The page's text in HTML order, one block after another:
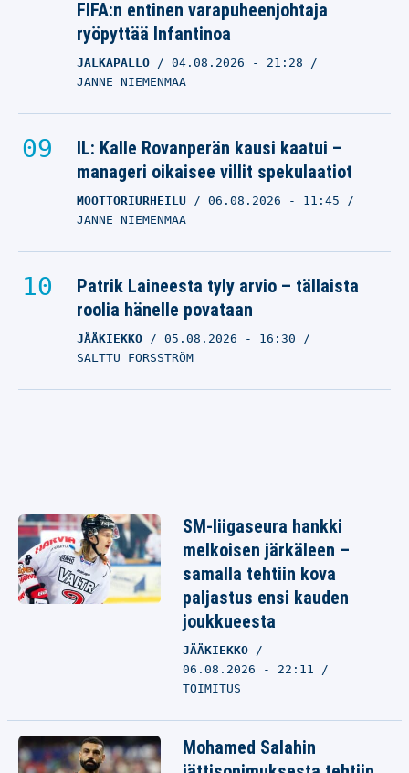
FIFA:n entinen varapuheenjohtaja
ryöpyttää Infantinoa
JALKAPALLO 04.08.2026 - 21:28
JANNE NIEMENMAA
IL: Kalle Rovanperän kausi kaatui –
manageri oikaisee villit spekulaatiot
MOOTTORIURHEILU 06.08.2026 - 11:45
JANNE NIEMENMAA
Patrik Laineesta tyly arvio – tällaista
roolia hänelle povataan
JÄÄKIEKKO 05.08.2026 - 16:30
SALTTU FORSSTRÖM
SM-liigaseura hankki
melkoisen järkäleen –
samalla tehtiin kova
paljastus ensi kauden
joukkueesta
JÄÄKIEKKO
06.08.2026 - 22:11
TOIMITUS
Mohamed Salahin